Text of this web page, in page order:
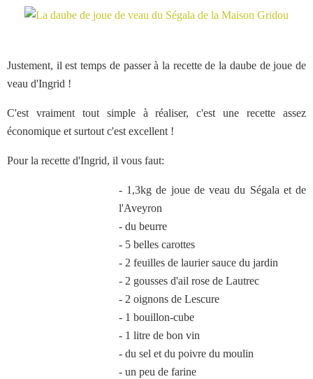
Justement, il est temps de passer à la recette de la daube de joue de
veau d'Ingrid !
C'est vraiment tout simple à réaliser, c'est une recette assez
économique et surtout c'est excellent !
Pour la recette d'Ingrid, il vous faut:
- 1,3kg de joue de veau du Ségala et de
l'Aveyron
- du beurre
- 5 belles carottes
- 2 feuilles de laurier sauce du jardin
- 2 gousses d'ail rose de Lautrec
- 2 oignons de Lescure
- 1 bouillon-cube
- 1 litre de bon vin
- du sel et du poivre du moulin
- un peu de farine